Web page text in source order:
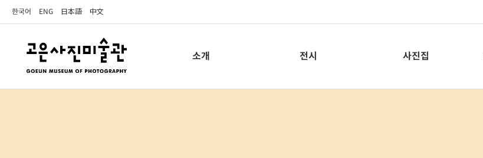
한국어 ENG 日本語 中文
소개 전시 사진집